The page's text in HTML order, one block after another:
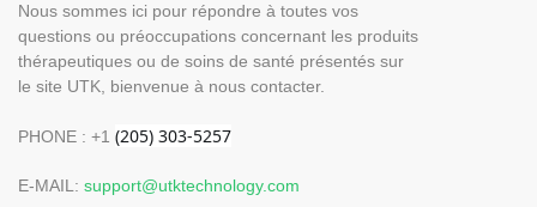
Nous sommes ici pour répondre à toutes vos
questions ou préoccupations concernant les produits
thérapeutiques ou de soins de santé présentés sur
le site UTK, bienvenue à nous contacter.
PHONE : +1
E-MAIL: support@utktechnology.com